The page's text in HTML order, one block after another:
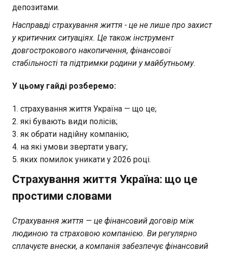
депозитами.
Насправді страхування життя - це не лише про захист
у критичних ситуаціях. Це також інструмент
довгострокового накопичення, фінансової
стабільності та підтримки родини у майбутньому.
У цьому гайді розберемо:
страхування життя Україна — що це;
які бувають види полісів;
як обрати надійну компанію;
на які умови звертати увагу;
яких помилок уникати у 2026 році.
Страхування життя Україна: що це
простими словами
Страхування життя — це фінансовий договір між
людиною та страховою компанією. Ви регулярно
сплачуєте внески, а компанія забезпечує фінансовий